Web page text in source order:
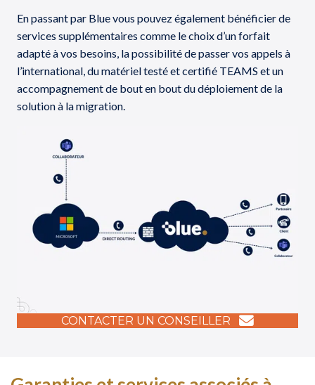
En passant par Blue vous pouvez également bénéficier de
services supplémentaires comme le choix d’un forfait
adapté à vos besoins, la possibilité de passer vos appels à
l’international, du matériel testé et certifié TEAMS et un
accompagnement de bout en bout du déploiement de la
solution à la migration.
CONTACTER UN CONSEILLER